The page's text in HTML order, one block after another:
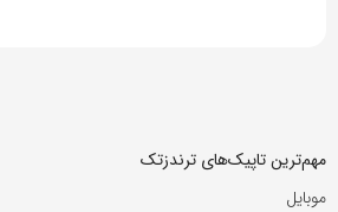
مهم‌ترین تاپیک‌های ترندزتک
موبایل